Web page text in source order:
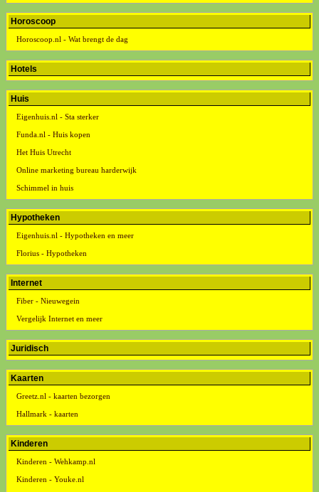
Horoscoop
Horoscoop.nl - Wat brengt de dag
Hotels
Huis
Eigenhuis.nl - Sta sterker
Funda.nl - Huis kopen
Het Huis Utrecht
Online marketing bureau harderwijk
Schimmel in huis
Hypotheken
Eigenhuis.nl - Hypotheken en meer
Florius - Hypotheken
Internet
Fiber - Nieuwegein
Vergelijk Internet en meer
Juridisch
Kaarten
Greetz.nl - kaarten bezorgen
Hallmark - kaarten
Kinderen
Kinderen - Wehkamp.nl
Kinderen - Youke.nl